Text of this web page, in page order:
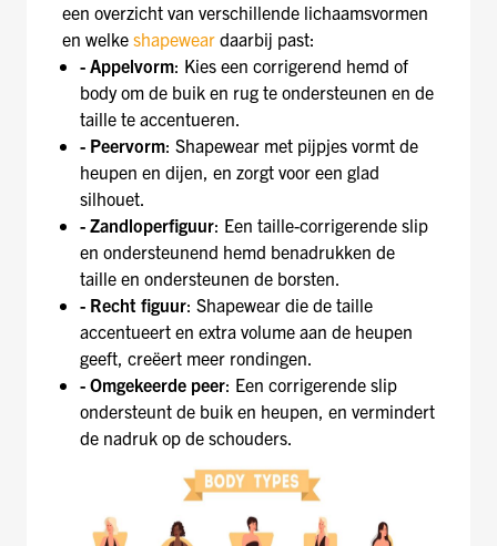
een overzicht van verschillende lichaamsvormen
en welke shapewear daarbij past:
- Appelvorm: Kies een corrigerend hemd of
body om de buik en rug te ondersteunen en de
taille te accentueren.
- Peervorm: Shapewear met pijpjes vormt de
heupen en dijen, en zorgt voor een glad
silhouet.
- Zandloperfiguur: Een taille-corrigerende slip
en ondersteunend hemd benadrukken de
taille en ondersteunen de borsten.
- Recht figuur: Shapewear die de taille
accentueert en extra volume aan de heupen
geeft, creëert meer rondingen.
- Omgekeerde peer: Een corrigerende slip
ondersteunt de buik en heupen, en vermindert
de nadruk op de schouders.